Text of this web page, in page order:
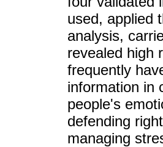
used, applied
analysis,
revealed high
frequently
information in
people's
defending
managing